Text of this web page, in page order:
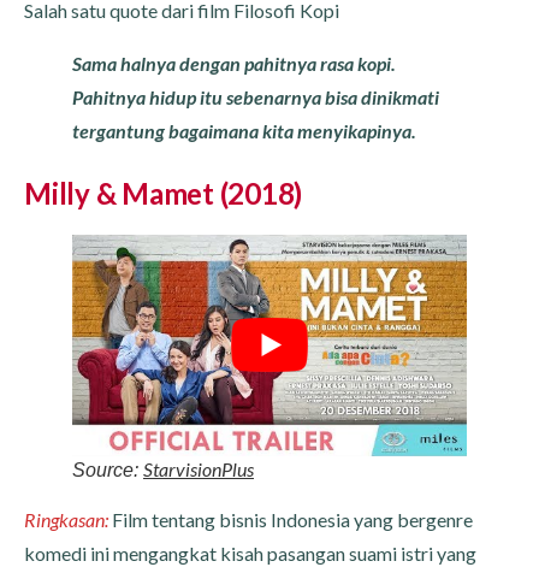
Salah satu quote dari film Filosofi Kopi
Sama halnya dengan pahitnya rasa kopi.
Pahitnya hidup itu sebenarnya bisa dinikmati
tergantung bagaimana kita menyikapinya.
Milly & Mamet (2018)
Source: StarvisionPlus
Ringkasan: Film tentang bisnis Indonesia yang bergenre
komedi ini mengangkat kisah pasangan suami istri yang